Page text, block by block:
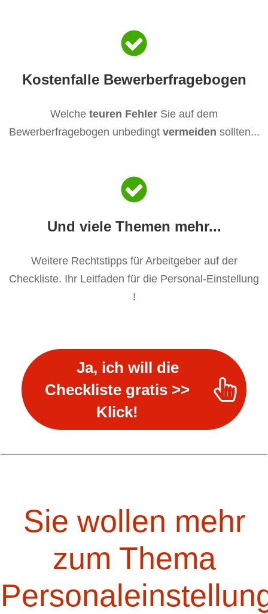
Kostenfalle Bewerberfragebogen
Welche teuren Fehler Sie auf dem
Bewerberfragebogen unbedingt vermeiden sollten...
Und viele Themen mehr...
Weitere Rechtstipps für Arbeitgeber auf der
Checkliste. Ihr Leitfaden für die Personal-Einstellung
!
Ja, ich will die
Checkliste gratis >>
Klick!
Sie wollen mehr
zum Thema